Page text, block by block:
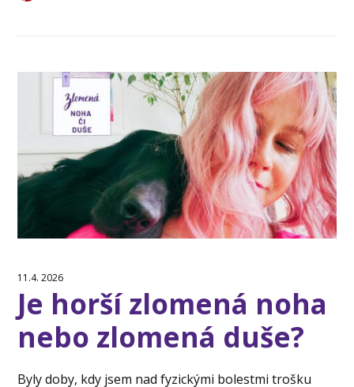
11.4. 2026
Je horší zlomená noha
nebo zlomená duše?
Byly doby, kdy jsem nad fyzickými bolestmi trošku